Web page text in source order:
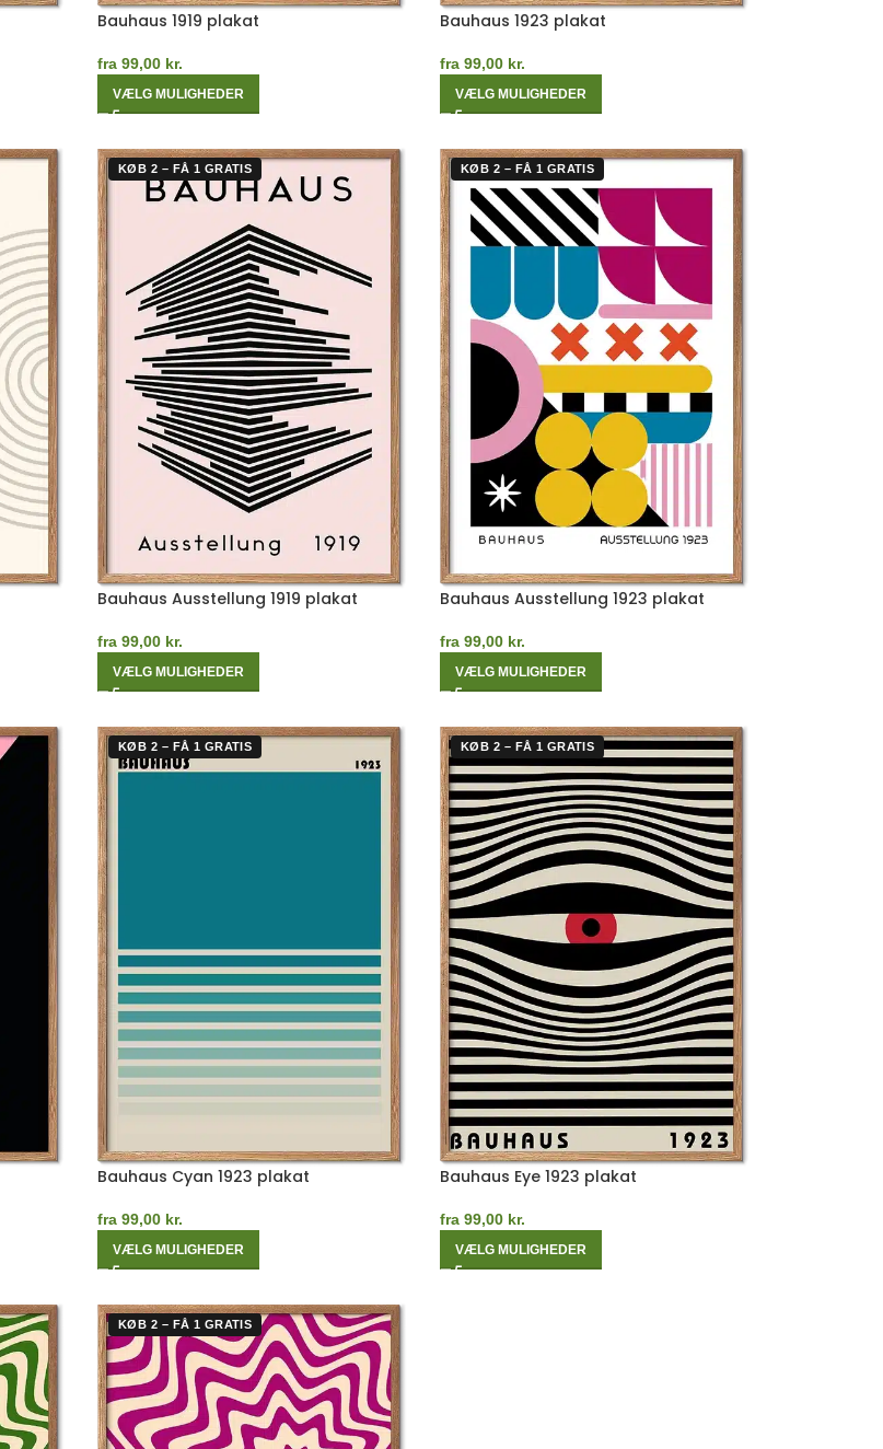
Bauhaus 1919 plakat
fra 99,00 kr.
VÆLG MULIGHEDER
Bauhaus 1923 plakat
fra 99,00 kr.
VÆLG MULIGHEDER
KØB 2 – FÅ 1 GRATIS
Bauhaus Ausstellung 1919 plakat
fra 99,00 kr.
VÆLG MULIGHEDER
KØB 2 – FÅ 1 GRATIS
Bauhaus Ausstellung 1923 plakat
fra 99,00 kr.
VÆLG MULIGHEDER
KØB 2 – FÅ 1 GRATIS
Bauhaus Cyan 1923 plakat
fra 99,00 kr.
VÆLG MULIGHEDER
KØB 2 – FÅ 1 GRATIS
Bauhaus Eye 1923 plakat
fra 99,00 kr.
VÆLG MULIGHEDER
KØB 2 – FÅ 1 GRATIS